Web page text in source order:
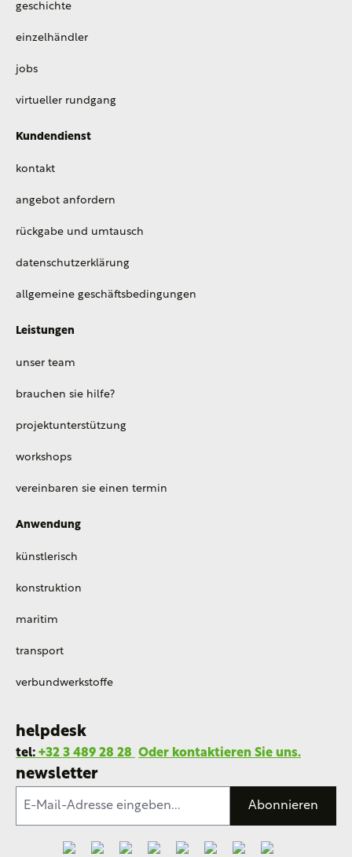
geschichte
einzelhändler
jobs
virtueller rundgang
Kundendienst
kontakt
angebot anfordern
rückgabe und umtausch
datenschutzerklärung
allgemeine geschäftsbedingungen
Leistungen
unser team
brauchen sie hilfe?
projektunterstützung
workshops
vereinbaren sie einen termin
Anwendung
künstlerisch
konstruktion
maritim
transport
verbundwerkstoffe
helpdesk
tel: +32 3 489 28 28 Oder kontaktieren Sie uns.
newsletter
Abonnieren